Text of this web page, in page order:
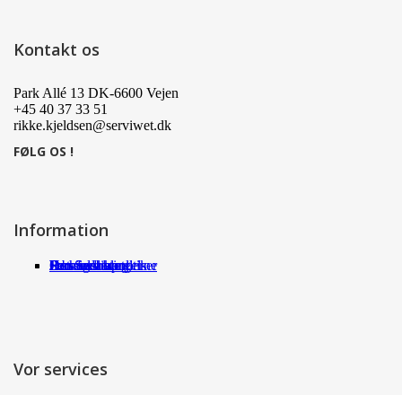
Kontakt os
Park Allé 13 DK-6600 Vejen
+45 40 37 33 51
rikke.kjeldsen@serviwet.dk
FØLG OS !
Information
Om Serviwet
Serviwet blog
Forhandlere
Persondatapolitik
Handelsbetingelser
Det siger kunderne
Jobs
Vor services